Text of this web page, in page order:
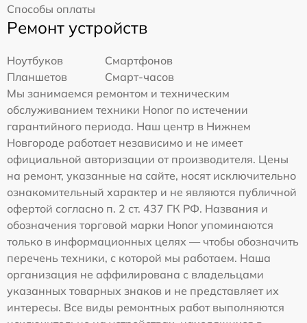
Способы оплаты
Ремонт устройств
Ноутбуков
Смартфонов
Планшетов
Смарт-часов
Мы занимаемся ремонтом и техническим
обслуживанием техники Honor по истечении
гарантийного периода. Наш центр в Нижнем
Новгороде работает независимо и не имеет
официальной авторизации от производителя. Цены
на ремонт, указанные на сайте, носят исключительно
ознакомительный характер и не являются публичной
офертой согласно п. 2 ст. 437 ГК РФ. Названия и
обозначения торговой марки Honor упоминаются
только в информационных целях — чтобы обозначить
перечень техники, с которой мы работаем. Наша
организация не аффилирована с владельцами
указанных товарных знаков и не представляет их
интересы. Все виды ремонтных работ выполняются